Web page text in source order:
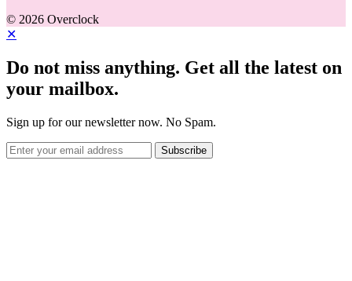
© 2026 Overclock
✕
Do not miss anything. Get all the latest on
your mailbox.
Sign up for our newsletter now. No Spam.